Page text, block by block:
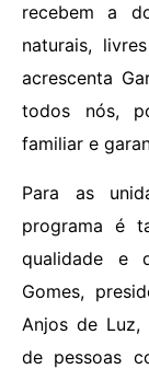
recebem a
naturais,
acrescenta
todos nós,
familiar e
Para as
programa é
qualidade e
Gomes,
Anjos de
de pessoas